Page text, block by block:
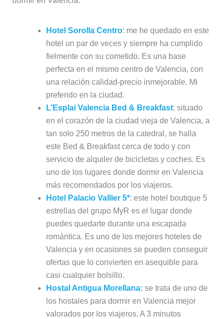
Hotel Sorolla Centro: me he quedado en este
hotel un par de veces y siempre ha cumplido
fielmente con su cometido. Es una base
perfecta en el mismo centro de Valencia, con
una relación calidad-precio inmejorable. Mi
preferido en la ciudad.
L’Esplai Valencia Bed & Breakfast: situado
en el corazón de la ciudad vieja de Valencia, a
tan solo 250 metros de la catedral, se halla
este Bed & Breakfast cerca de todo y con
servicio de alquiler de bicicletas y coches. Es
uno de los lugares donde dormir en Valencia
más recomendados por los viajeros.
Hotel Palacio Vallier 5*: este hotel boutique 5
estrellas del grupo MyR es el lugar donde
puedes quedarte durante una escapada
romántica. Es uno de los mejores hoteles de
Valencia y en ocasiones se pueden conseguir
ofertas que lo convierten en asequible para
casi cualquier bolsillo.
Hostal Antigua Morellana: se trata de uno de
los hostales para dormir en Valencia mejor
valorados por los viajeros. A 3 minutos